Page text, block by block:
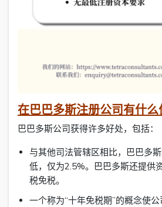
在巴巴多斯注册公司有什么
巴巴多斯公司获得许多好处，包括：
与其他司法管辖区相比，巴巴多
低，仅为2.5%。巴巴多斯还提供
税免税。
一个称为“十年免税期”的概念使